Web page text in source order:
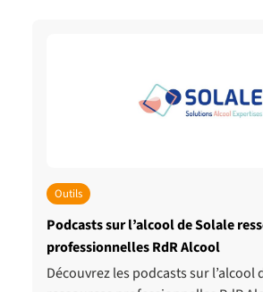
Outils
Podcasts sur l’alcool de Solale
professionnelles RdR Alcool
Découvrez les podcasts sur l’alcool